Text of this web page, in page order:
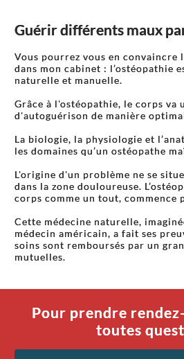
Guérir différents maux
Vous pourrez vous en convaincre
dans mon cabinet : l’ostéopathie
naturelle et manuelle.
Grâce à l'ostéopathie, le corps va
d'autoguérison de manière
La biologie, la physiologie et
les domaines qu’un ostéopathe
L'origine d'un problème ne se
dans la zone douloureuse.
corps comme un tout, commence
Cette médecine naturelle,
médecin américain, a fait ses
soins sont remboursés par un
mutuelles.
Pour prendre
toutes